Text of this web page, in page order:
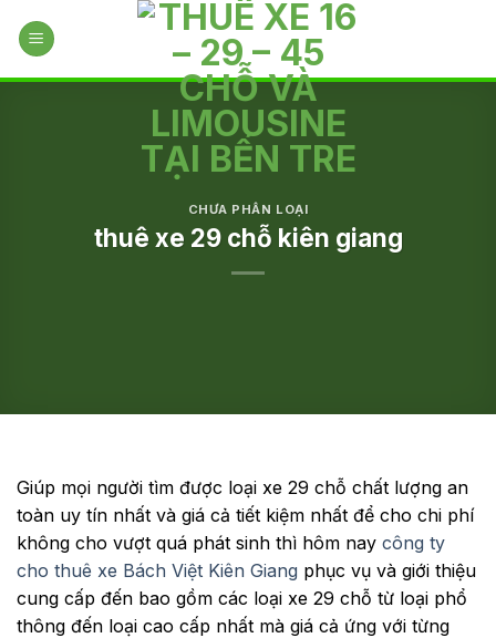
CHƯA PHÂN LOẠI
thuê xe 29 chỗ kiên giang
Giúp mọi người tìm được loại xe 29 chỗ chất lượng an
toàn uy tín nhất và giá cả tiết kiệm nhất để cho chi phí
không cho vượt quá phát sinh thì hôm nay công ty
cho thuê xe Bách Việt Kiên Giang phục vụ và giới thiệu
cung cấp đến bao gồm các loại xe 29 chỗ từ loại phổ
thông đến loại cao cấp nhất mà giá cả ứng với từng